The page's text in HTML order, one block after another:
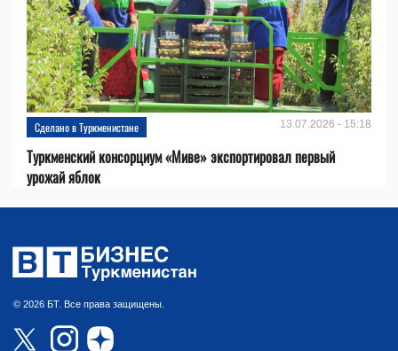
Сделано в Туркменистане 13.07.2026 - 15:18
Туркменский консорциум «Миве» экспортировал первый
урожай яблок
© 2026 БТ. Все права защищены.